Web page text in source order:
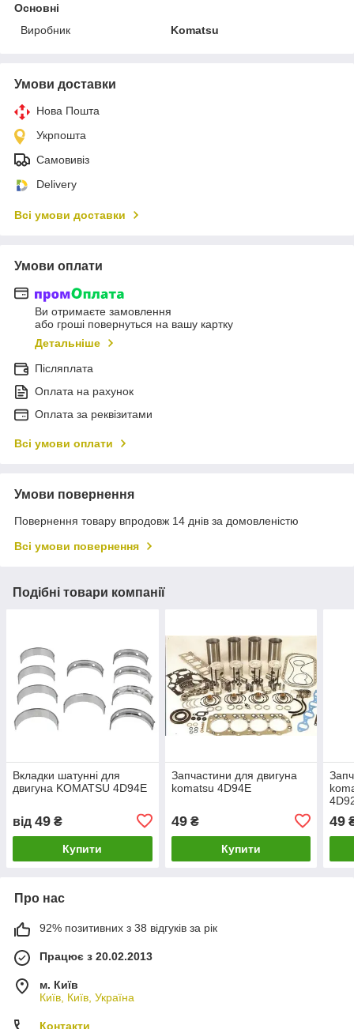
Основні
Виробник
Komatsu
Умови доставки
Нова Пошта
Укрпошта
Самовивіз
Delivery
Всі умови доставки
Умови оплати
Ви отримаєте замовлення
або гроші повернуться на вашу картку
Детальніше
Післяплата
Оплата на рахунок
Оплата за реквізитами
Всі умови оплати
Умови повернення
Повернення товару впродовж 14 днів за домовленістю
Всі умови повернення
Подібні товари компанії
Вкладки шатунні для
двигуна KOMATSU 4D94E
від 49 ₴
Купити
Запчастини для двигуна
komatsu 4D94E
49₴
Купити
49
Про нас
92% позитивних з 38 відгуків за рік
Працює з 20.02.2013
м. Київ
Київ, Київ, Україна
Контакти